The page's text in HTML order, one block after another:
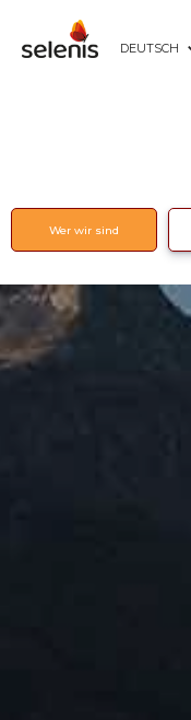
DEUTSCH
Wer wir sind